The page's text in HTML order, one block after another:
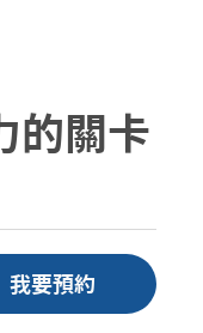
的關卡
我要預約